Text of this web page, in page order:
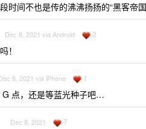
时间不也是传的沸沸扬扬的“黑客帝国
Dec 8, 2021 via Android 2
！
8, 2021 via iPhone 1
G 点，还是等蓝光种子吧…
Dec 8, 2021 7